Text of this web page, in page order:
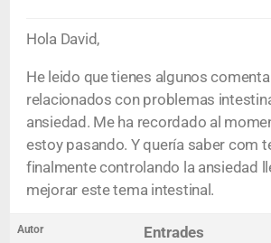
Hola David,
He leido que tienes algunos
relacionados con problemas
ansiedad. Me ha recordado al
estoy pasando. Y quería saber com
finalmente controlando la ansiedad
mejorar este tema intestinal.
Autor Entrades